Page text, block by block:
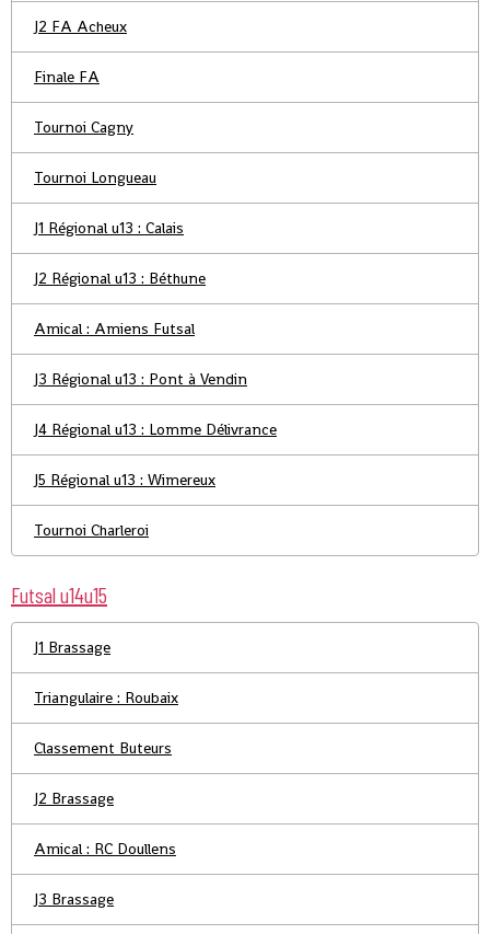
J2 FA Acheux
Finale FA
Tournoi Cagny
Tournoi Longueau
J1 Régional u13 : Calais
J2 Régional u13 : Béthune
Amical : Amiens Futsal
J3 Régional u13 : Pont à Vendin
J4 Régional u13 : Lomme Délivrance
J5 Régional u13 : Wimereux
Tournoi Charleroi
Futsal u14u15
J1 Brassage
Triangulaire : Roubaix
Classement Buteurs
J2 Brassage
Amical : RC Doullens
J3 Brassage